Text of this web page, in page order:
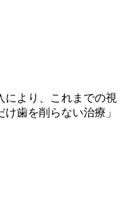
より、これまでの視
歯を削らない治療」